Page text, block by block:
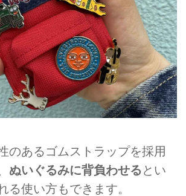
のあるゴムストラップを採用
ぬいぐるみに背負わせる とい
る使い方もできます。